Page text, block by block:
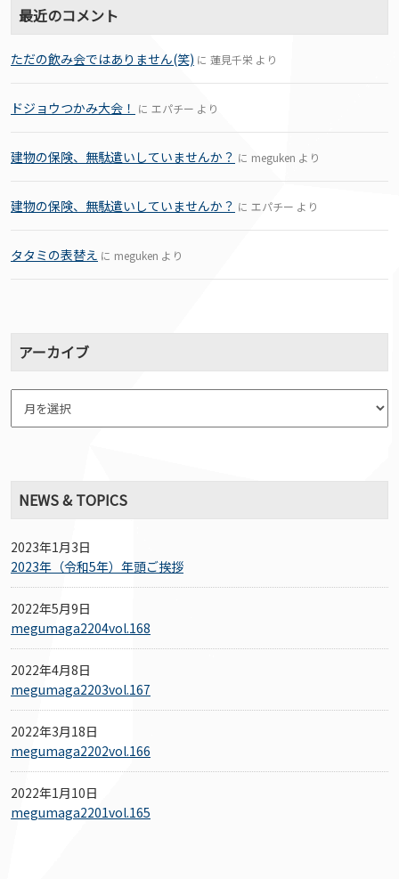
最近のコメント
ただの飲み会ではありません(笑) に 蓮見千栄 より
ドジョウつかみ大会！ に エパチー より
建物の保険、無駄遣いしていませんか？ に meguken より
建物の保険、無駄遣いしていませんか？ に エパチー より
タタミの表替え に meguken より
アーカイブ
NEWS & TOPICS
2023年1月3日
2023年（令和5年）年頭ご挨拶
2022年5月9日
megumaga2204vol.168
2022年4月8日
megumaga2203vol.167
2022年3月18日
megumaga2202vol.166
2022年1月10日
megumaga2201vol.165